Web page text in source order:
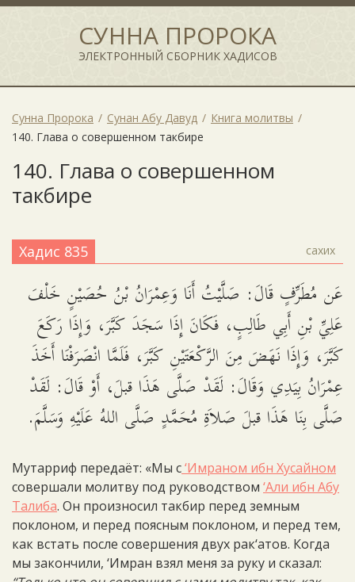
СУННА ПРОРОКА
ЭЛЕКТРОННЫЙ СБОРНИК ХАДИСОВ
Сунна Пророка Сунан Абу Давуд
Книга молитвы
140. Глава о совершенном такбире
140. Глава о совершенном
такбире
Хадис 835 сахих
عَن مُطَرِّفٍ قَالَ: صَلَّيْتُ أَنَا وَعِمْرَانُ بْنُ حُصَيْنٍ خَلْفَ
عَلِيِّ بْنِ أَبِي طَالِبٍ، فَكَانَ إِذَا سَجَدَ كَبَّرَ، وَإِذَا رَكَعَ
كَبَّرَ، وَإِذَا نَهَضَ مِنَ الرَّكْعَتَيْنِ كَبَّرَ، فَلَمَّا انْصَرَفْنَا أَخَذَ
عِمْرَانُ بِيَدِي وَقَالَ: لَقَدْ صَلَّى هَذَا قبلَ، أَوْ قَالَ: لَقَدْ
صَلَّى بِنَا هَذَا قبلَ صَلاَةِ مُحَمَّدٍ صَلَّى اللهُ عَلَيْهِ وَسَلَّمَ.
Мутарриф передаёт: «Мы с‘Имраном ибн Хусайном
совершали молитву под руководством ‘Али ибн Абу
Талиба. Он произносил такбир перед земным
поклоном, и перед поясным поклоном, и перед тем,
как встать после совершения двух рак‘атов. Когда
мы закончили, ‘Имран взял меня за руку и сказал: